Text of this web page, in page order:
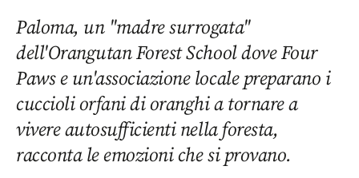
Paloma, un "madre surrogata"
dell'Orangutan Forest School dove Four
Paws e un'associazione locale preparano i
cuccioli orfani di oranghi a tornare a
vivere autosufficienti nella foresta,
racconta le emozioni che si provano.